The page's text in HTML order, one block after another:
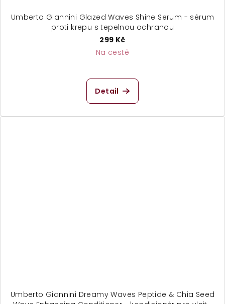
Umberto Giannini Glazed Waves Shine Serum - sérum
proti krepu s tepelnou ochranou
299 Kč
Na cestě
Detail
Umberto Giannini Dreamy Waves Peptide & Chia Seed